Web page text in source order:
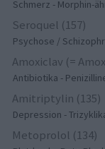
Schmerz - Morphin-
Seroquel (157)
Psychose /
Amoxiclav (=
Antibiotika -
Amitriptylin (135)
Depression -
Metoprolol (134)